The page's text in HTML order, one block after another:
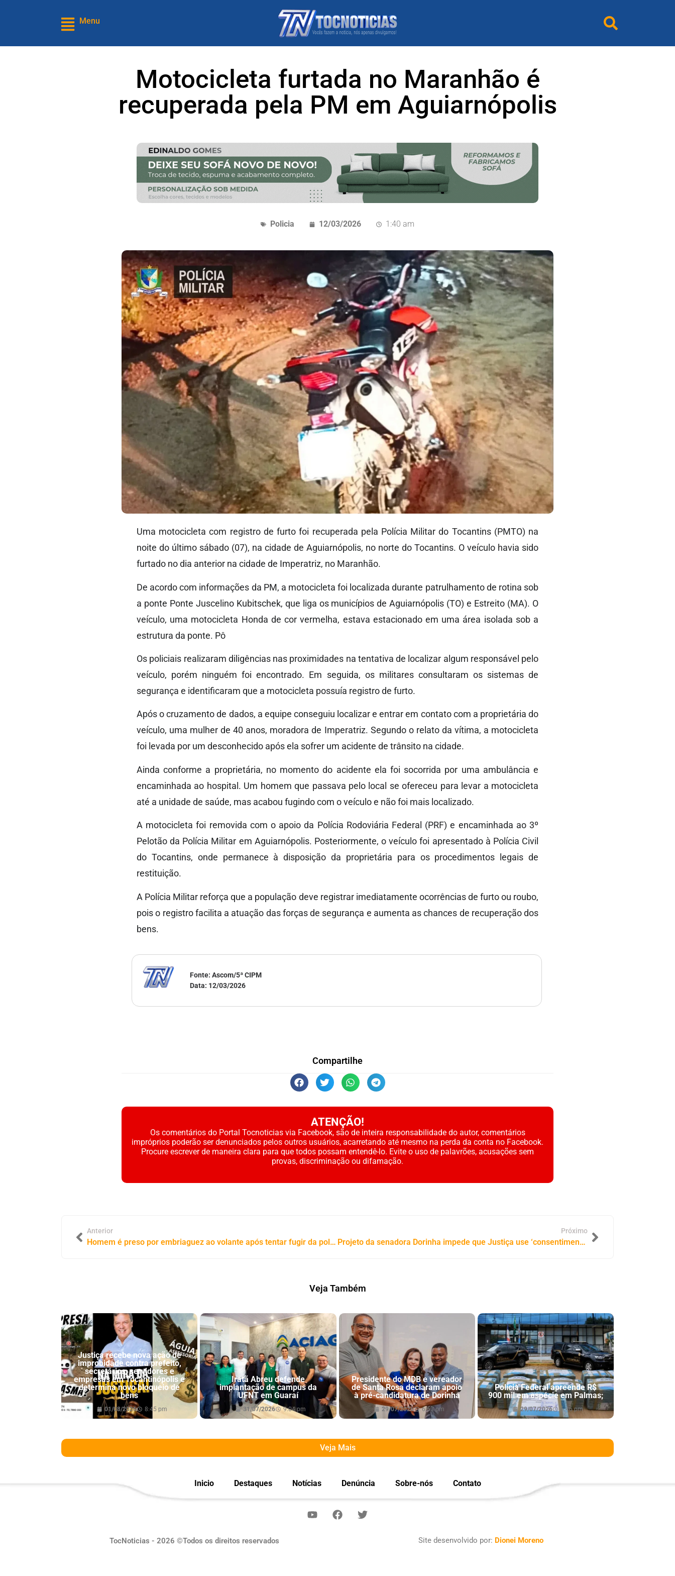
Menu
Motocicleta furtada no Maranhão é
recuperada pela PM em Aguiarnópolis
Policia 12/03/2026 1:40 am
Uma motocicleta com registro de furto foi recuperada pela Polícia Militar do Tocantins (PMTO) na
noite do último sábado (07), na cidade de Aguiarnópolis, no norte do Tocantins. O veículo havia sido
furtado no dia anterior na cidade de Imperatriz, no Maranhão.
De acordo com informações da PM, a motocicleta foi localizada durante patrulhamento de rotina sob
a ponte Ponte Juscelino Kubitschek, que liga os municípios de Aguiarnópolis (TO) e Estreito (MA). O
veículo, uma motocicleta Honda de cor vermelha, estava estacionado em uma área isolada sob a
estrutura da ponte. Pô
Os policiais realizaram diligências nas proximidades na tentativa de localizar algum responsável pelo
veículo, porém ninguém foi encontrado. Em seguida, os militares consultaram os sistemas de
segurança e identificaram que a motocicleta possuía registro de furto.
Após o cruzamento de dados, a equipe conseguiu localizar e entrar em contato com a proprietária do
veículo, uma mulher de 40 anos, moradora de Imperatriz. Segundo o relato da vítima, a motocicleta
foi levada por um desconhecido após ela sofrer um acidente de trânsito na cidade.
Ainda conforme a proprietária, no momento do acidente ela foi socorrida por uma ambulância e
encaminhada ao hospital. Um homem que passava pelo local se ofereceu para levar a motocicleta
até a unidade de saúde, mas acabou fugindo com o veículo e não foi mais localizado.
A motocicleta foi removida com o apoio da Polícia Rodoviária Federal (PRF) e encaminhada ao 3º
Pelotão da Polícia Militar em Aguiarnópolis. Posteriormente, o veículo foi apresentado à Polícia Civil
do Tocantins, onde permanece à disposição da proprietária para os procedimentos legais de
restituição.
A Polícia Militar reforça que a população deve registrar imediatamente ocorrências de furto ou roubo,
pois o registro facilita a atuação das forças de segurança e aumenta as chances de recuperação dos
bens.
Fonte: Ascom/5ª CIPM
Data: 12/03/2026
Compartilhe
ATENÇÃO!
Os comentários do Portal Tocnoticias via Facebook, são de inteira responsabilidade do autor, comentários
impróprios poderão ser denunciados pelos outros usuários, acarretando até mesmo na perda da conta no Facebook.
Procure escrever de maneira clara para que todos possam entendê-lo. Evite o uso de palavrões, acusações sem
provas, discriminação ou difamação.
Anterior
Homem é preso por embriaguez ao volante após tentar fugir da polícia em Tocantinópolis
Próximo
Projeto da senadora Dorinha impede que Justiça use ‘consentimento’ para absolver acusados de crimes de estupro de menores
Veja Também
Justiça recebe nova ação de
improbidade contra prefeito,
secretários, servidores e
empresas em Tocantinópolis e
determina novo bloqueio de
bens
01/08/2026 8:45 pm
Iratã Abreu defende
implantação de campus da
UFNT em Guaraí
31/07/2026 9:04 pm
Presidente do MDB e vereador
de Santa Rosa declaram apoio
à pré-candidatura de Dorinha
29/07/2026 6:53 pm
Polícia Federal apreende R$
900 mil em espécie em Palmas;
29/07/2026 6:46 pm
Veja Mais
Inicio Destaques Notícias Denúncia Sobre-nós Contato
TocNoticias - 2026 ©Todos os direitos reservados Site desenvolvido por: Dionei Moreno